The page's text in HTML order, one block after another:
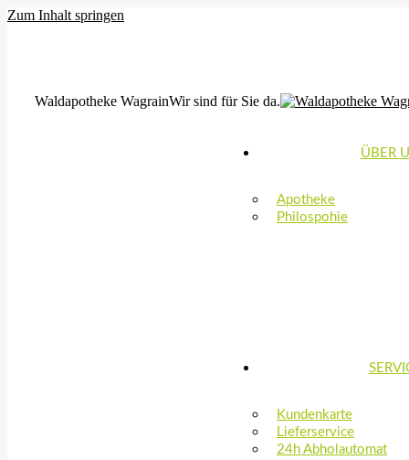
Zum Inhalt springen
Waldapotheke WagrainWir sind für Sie da.
ÜBER
Apotheke
Philospohie
Kundenkarte
Lieferservice
24h Abholautomat